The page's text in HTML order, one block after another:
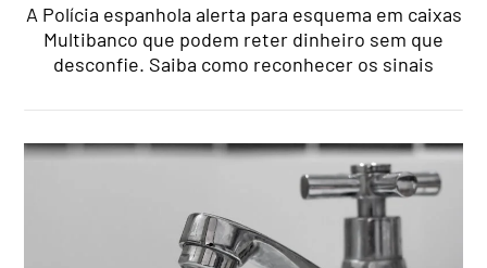
A Polícia espanhola alerta para esquema em caixas
Multibanco que podem reter dinheiro sem que
desconfie. Saiba como reconhecer os sinais